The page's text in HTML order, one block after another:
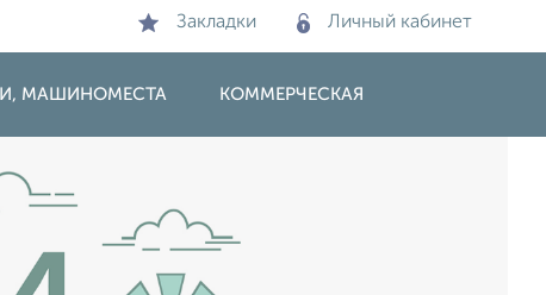
Закладки Личный кабинет
МАШИНОМЕСТА КОММЕРЧЕСКАЯ